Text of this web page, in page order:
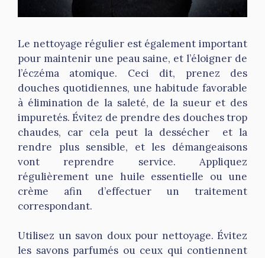
Le nettoyage régulier est également important
pour maintenir une peau saine, et l’éloigner de
l’éczéma atomique. Ceci dit, prenez des
douches quotidiennes, une habitude favorable
à élimination de la saleté, de la sueur et des
impuretés. Évitez de prendre des douches trop
chaudes, car cela peut la dessécher et la
rendre plus sensible, et les démangeaisons
vont reprendre service. Appliquez
régulièrement une huile essentielle ou une
crème afin d’effectuer un traitement
correspondant.
Utilisez un savon doux pour nettoyage. Évitez
les savons parfumés ou ceux qui contiennent